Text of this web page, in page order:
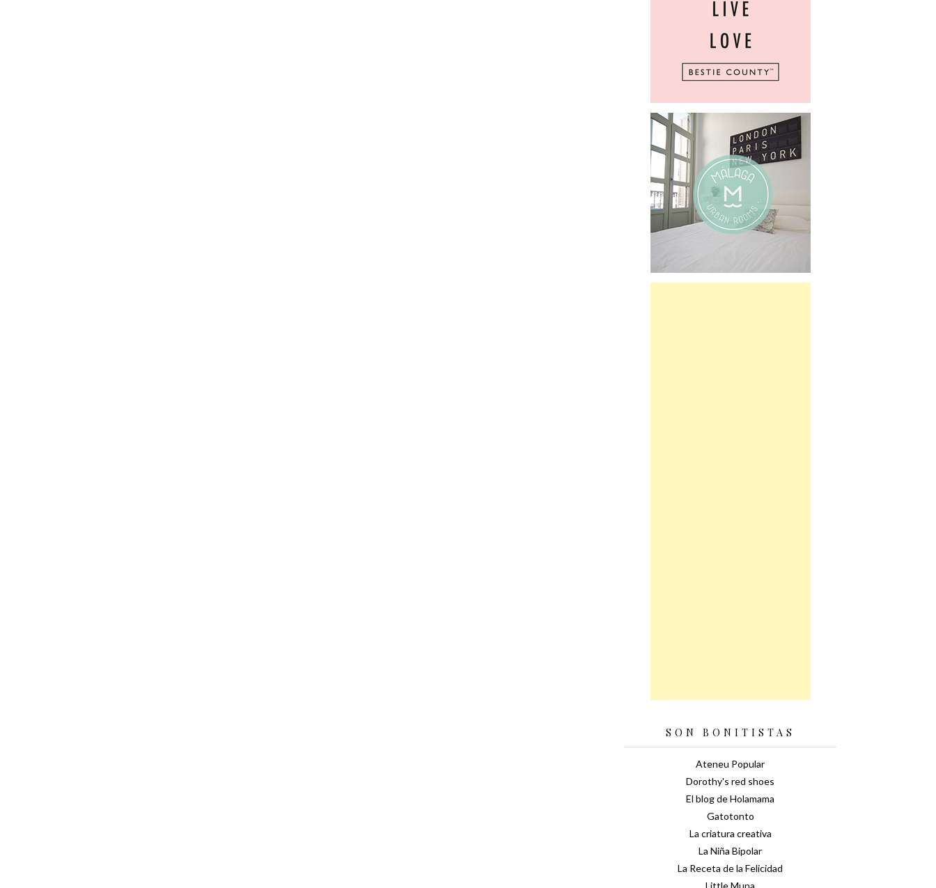
SON BONITISTAS
Ateneu Popular
Dorothy's red shoes
El blog de Holamama
Gatotonto
La criatura creativa
La Niña Bipolar
La Receta de la Felicidad